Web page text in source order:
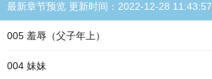
最新章节预览 更新时间：2022-12-28 11:43:57
005 羞辱（父子年上）
004 妹妹